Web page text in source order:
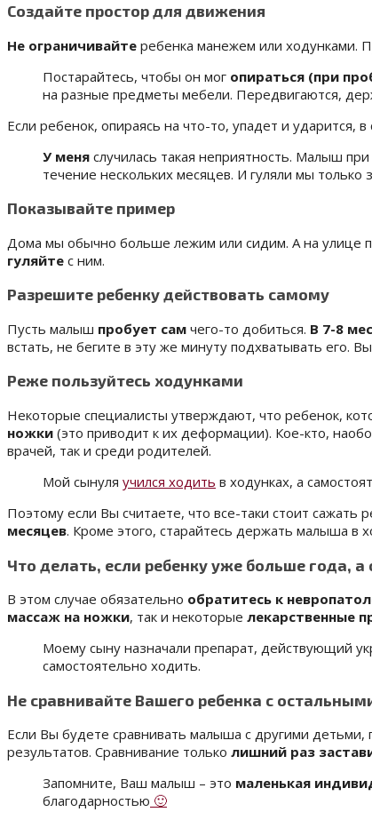
Создайте простор для движения
Не ограничивайте ребенка манежем или ходунками.
Постарайтесь, чтобы он мог опираться (при
на разные предметы мебели. Передвигаются,
Если ребенок, опираясь на что-то, упадет и ударится,
У меня случилась такая неприятность. Малыш
течение нескольких месяцев. И гуляли мы только
Показывайте пример
Дома мы обычно больше лежим или сидим. А на улице
гуляйте с ним.
Разрешите ребенку действовать самому
Пусть малыш пробует сам чего-то добиться. В 7-8
встать, не бегите в эту же минуту подхватывать его.
Реже пользуйтесь ходунками
Некоторые специалисты утверждают, что ребенок,
ножки (это приводит к их деформации). Кое-кто,
врачей, так и среди родителей.
Мой сынуля учился ходить в ходунках, а
Поэтому если Вы считаете, что все-таки стоит сажать
месяцев. Кроме этого, старайтесь держать малыша в
Что делать, если ребенку уже больше года, а
В этом случае обязательно обратитесь к
массаж на ножки, так и некоторые лекарственные
Моему сыну назначали препарат, действующий
самостоятельно ходить.
Не сравнивайте Вашего ребенка с
Если Вы будете сравнивать малыша с другими детьми,
результатов. Сравнивание только лишний раз
Запомните, Ваш малыш – это маленькая
благодарностью 🙂